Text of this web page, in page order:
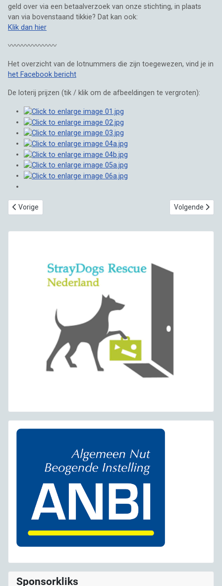
geld over via een betaalverzoek van onze stichting, in plaats
van via bovenstaand tikkie? Dat kan ook:
Klik dan hier
〰️〰️〰️〰️〰️〰️〰️
Het overzicht van de lotnummers die zijn toegewezen, vind je in
het Facebook bericht
De loterij prijzen (tik / klik om de afbeeldingen te vergroten):
Vorig artikel: Favoriete honden in het zonnetje: Shilas en Chess 🌞
Vorige Volgende
Volgende
Sponsorkliks